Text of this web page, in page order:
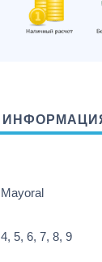
Mayoral
4, 5, 6, 7, 8, 9